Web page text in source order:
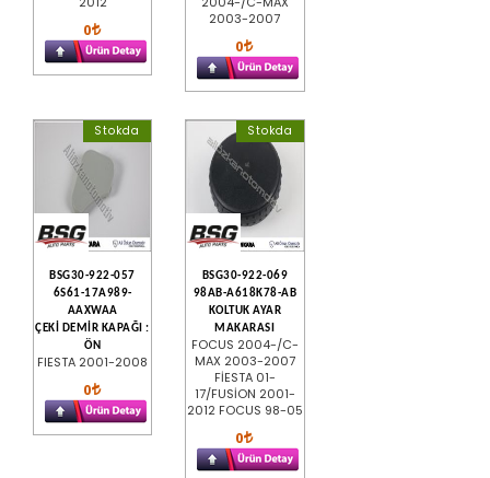
0
2003-2007
0
Stokda
BSG30-922-057
6S61-17A989-
AAXWAA
ÇEKİ DEMİR KAPAĞI :
ÖN
FIESTA 2001-2008
0
Stokda
BSG30-922-069
98AB-A618K78-AB
KOLTUK AYAR
MAKARASI
FOCUS 2004-/C-
MAX 2003-2007
FİESTA 01-
17/FUSİON 2001-
2012 FOCUS 98-05
0